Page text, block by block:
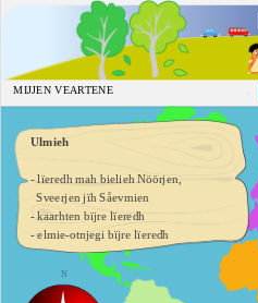
MIJJEN VEARTENE
Ulmieh
- lïeredh mah bielieh Nöörjen,
Sveerjen jïh Såevmien
- kaarhten bïjre lïeredh
- elmie-otnjegi bïjre lïeredh
N